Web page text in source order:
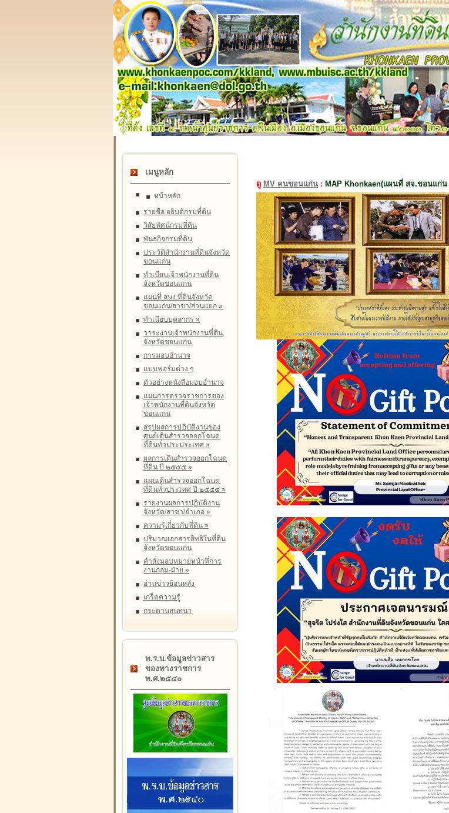
เมนูหลัก
หน้าหลัก
รายชื่อ อธิบดีกรมที่ดิน
วิสัยทัศน์กรมที่ดิน
พันธกิจกรมที่ดิน
ประวัติสำนักงานที่ดินจังหวัด
ขอนแก่น
ทำเนียบเจ้าพนักงานที่ดิน
จังหวัดขอนแก่น
แผนที่ สนง.ที่ดินจังหวัด
ขอนแก่น/สาขา/ส่วนแยก »
ทำเนียบบุคลากร »
วาระงานเจ้าพนักงานที่ดิน
จังหวัดขอนแก่น
การมอบอำนาจ
แบบฟอร์มต่าง ๆ
ตัวอย่างหนังสือมอบอำนาจ
แผนการตรวจราชการของ
เจ้าพนักงานที่ดินจังหวัด
ขอนแก่น
สรุปผลการปฏิบัติงานของ
ศูนย์เดินสำรวจออกโฉนด
ที่ดินทั่วประประเทศ »
ผลการเดินสำรวจออกโฉนด
ที่ดิน ปี ๒๕๕๕ »
แผนเดินสำรวจออกโฉนด
ที่ดินทั่วประเทศ ปี ๒๕๕๕ »
รายงานผลการปฏิบัติงาน
จังหวัด/สาขา/อำเภอ »
ความรู้เกี่ยวกับที่ดิน »
ปริมาณเอกสารสิทธิในที่ดิน
จังหวัดขอนแก่น
คำสั่งมอบหมายหน้าที่การ
งานกลุ่ม-ฝ่าย »
อ่านข่าวย้อนหลัง
เกร็ดความรู้
กระดานสนทนา
พ.ร.บ.ข้อมูลข่าวสาร
ของทางราชการ
พ.ศ.๒๕๔๐
ดู MV คนขอนแก่น : MAP Khonkaen(แผนที่ สจ.ขอนแก่น